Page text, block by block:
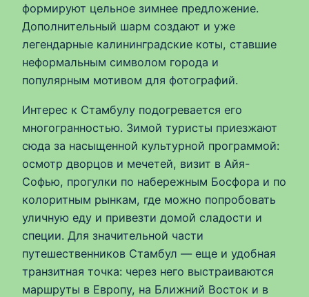
формируют цельное зимнее предложение.
Дополнительный шарм создают и уже
легендарные калининградские коты, ставшие
неформальным символом города и
популярным мотивом для фотографий.
Интерес к Стамбулу подогревается его
многогранностью. Зимой туристы приезжают
сюда за насыщенной культурной программой:
осмотр дворцов и мечетей, визит в Айя-
Софью, прогулки по набережным Босфора и по
колоритным рынкам, где можно попробовать
уличную еду и привезти домой сладости и
специи. Для значительной части
путешественников Стамбул — еще и удобная
транзитная точка: через него выстраиваются
маршруты в Европу, на Ближний Восток и в